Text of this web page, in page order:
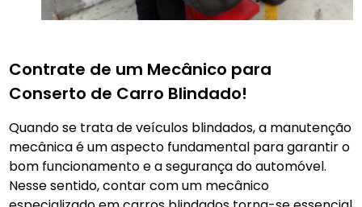
Contrate de um Mecânico para
Conserto de Carro Blindado!
Quando se trata de veículos blindados, a manutenção
mecânica é um aspecto fundamental para garantir o
bom funcionamento e a segurança do automóvel.
Nesse sentido, contar com um mecânico